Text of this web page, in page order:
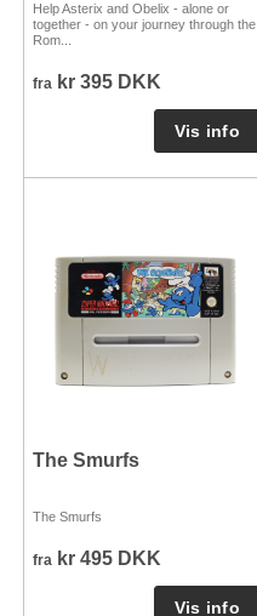
Help Asterix and Obelix - alone or
together - on your journey through the
Rom...
fra kr 395 DKK
The Smurfs
The Smurfs
fra kr 495 DKK